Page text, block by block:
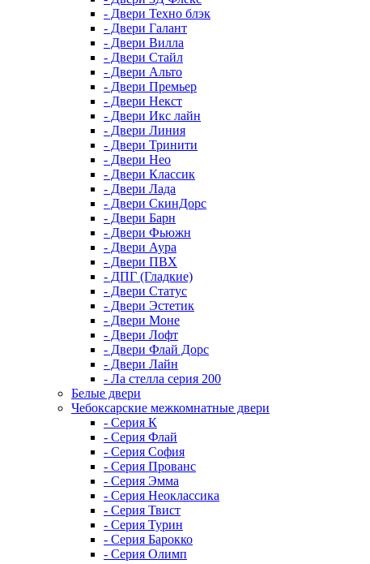
- Двери Техно блэк
- Двери Галант
- Двери Вилла
- Двери Стайл
- Двери Альто
- Двери Премьер
- Двери Некст
- Двери Икс лайн
- Двери Линия
- Двери Тринити
- Двери Нео
- Двери Классик
- Двери Лада
- Двери СкинДорс
- Двери Барн
- Двери Фьюжн
- Двери Аура
- Двери ПВХ
- ДПГ (Гладкие)
- Двери Статус
- Двери Эстетик
- Двери Моне
- Двери Лофт
- Двери Флай Дорс
- Двери Лайн
- Ла стелла серия 200
Белые двери
Чебоксарские межкомнатные двери
- Серия К
- Серия Флай
- Серия София
- Серия Прованс
- Серия Эмма
- Серия Неоклассика
- Серия Твист
- Серия Турин
- Серия Барокко
- Серия Олимп